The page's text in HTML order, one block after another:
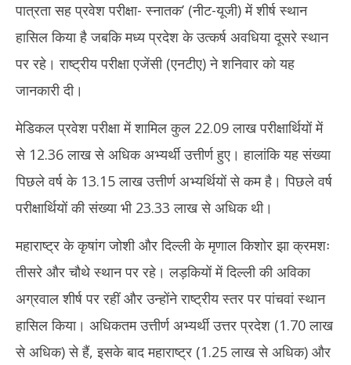
नीट-यूजी परिणाम : राजस्थान के महेश कुमार शीर्ष पर, एमपी के उत्कर्ष अवधिया को
दूसरा स्थान
June
14,
2025
पात्रता सह प्रवेश परीक्षा- स्नातक’ (नीट-यूजी) में शीर्ष स्थान
हासिल किया है जबकि मध्य प्रदेश के उत्कर्ष अवधिया दूसरे स्थान
पर रहे। राष्ट्रीय परीक्षा एजेंसी (एनटीए) ने शनिवार को यह
जानकारी दी।
मेडिकल प्रवेश परीक्षा में शामिल कुल 22.09 लाख परीक्षार्थियों में
से 12.36 लाख से अधिक अभ्यर्थी उत्तीर्ण हुए। हालांकि यह संख्या
पिछले वर्ष के 13.15 लाख उत्तीर्ण अभ्यर्थियों से कम है। पिछले वर्ष
परीक्षार्थियों की संख्या भी 23.33 लाख से अधिक थी।
महाराष्ट्र के कृषांग जोशी और दिल्ली के मृणाल किशोर झा क्रमशः
तीसरे और चौथे स्थान पर रहे। लड़कियों में दिल्ली की अविका
अग्रवाल शीर्ष पर रहीं और उन्होंने राष्ट्रीय स्तर पर पांचवां स्थान
हासिल किया। अधिकतम उत्तीर्ण अभ्यर्थी उत्तर प्रदेश (1.70 लाख
से अधिक) से हैं, इसके बाद महाराष्ट्र (1.25 लाख से अधिक) और